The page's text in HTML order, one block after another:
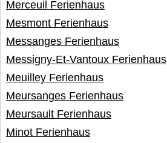
Merceuil Ferienhaus
Mesmont Ferienhaus
Messanges Ferienhaus
Messigny-Et-Vantoux Ferienhaus
Meuilley Ferienhaus
Meursanges Ferienhaus
Meursault Ferienhaus
Minot Ferienhaus